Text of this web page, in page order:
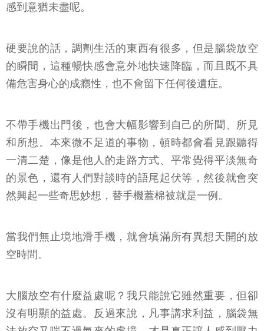
感到意猶未盡呢。
硬要說的話，調劑生活的東西有很多，但是腦袋放空
的瞬間，這種暢快感會意外地快速降臨，而且既不具
備危害身心的成癮性，也不會留下任何後遺症。
不帶手機出門後，也會大幅影響到自己的所聞、所見
和所想。本來微不足道的事物，頓時都會看見跟聽得
一清二楚，像是他人的走路方式、平常覺得平淡無奇
的景色，還有人們對談時的語尾起伏等，然後就會突
然興起一些奇思妙想，替手機蓋棉被就是一例。
當我們無止境地滑手機，就會填滿所有異想天開的放
空時間。
大腦放空有什麼益處呢？我只能說它雖然重要，但卻
沒有明顯的益處。反過來說，凡事講求利益，腦袋無